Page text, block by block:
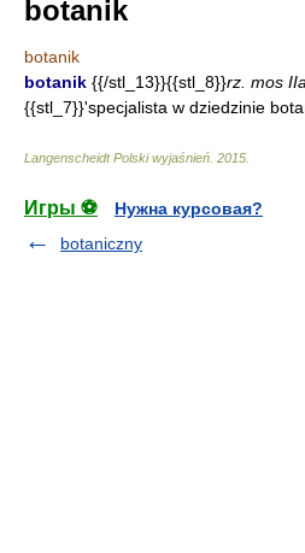
botanik
botanik
botanik {{/stl_13}}{{stl_8}}rz. mos
{{stl_7}}'specjalista w dziedzinie
Langenscheidt Polski wyjaśnień 2015
Игры ⚽
Нужна курсовая?
botaniczny